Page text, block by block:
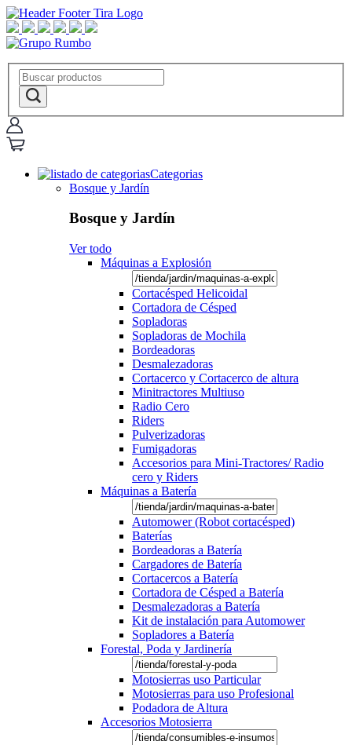
Categorias
Bosque y Jardín
Bosque y Jardín
Ver todo
Máquinas a Explosión
Cortacésped Helicoidal
Cortadora de Césped
Sopladoras
Sopladoras de Mochila
Bordeadoras
Desmalezadoras
Cortacerco y Cortacerco de altura
Minitractores Multiuso
Radio Cero
Riders
Pulverizadoras
Fumigadoras
Accesorios para Mini-Tractores/ Radio
cero y Riders
Máquinas a Batería
Automower (Robot cortacésped)
Baterías
Bordeadoras a Batería
Cargadores de Batería
Cortacercos a Batería
Cortadora de Césped a Batería
Desmalezadoras a Batería
Kit de instalación para Automower
Sopladores a Batería
Forestal, Poda y Jardinería
Motosierras uso Particular
Motosierras para uso Profesional
Podadora de Altura
Accesorios Motosierra